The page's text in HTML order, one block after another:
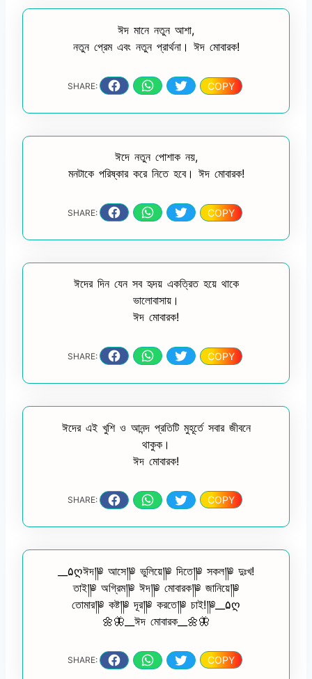
ঈদ মানে নতুন আশা,
নতুন প্রেম এবং নতুন প্রার্থনা। ঈদ মোবারক!
SHARE: COPY
ঈদে নতুন পোশাক নয়,
মনটাকে পরিষ্কার করে নিতে হবে। ঈদ মোবারক!
SHARE: COPY
ঈদের দিন যেন সব হৃদয় একত্রিত হয়ে থাকে
ভালোবাসায়।
ঈদ মোবারক!
SHARE: COPY
ঈদের এই খুশি ও আনন্দ প্রতিটি মুহূর্তে সবার জীবনে
থাকুক।
ঈদ মোবারক!
SHARE: COPY
__۵ღঈদ༎༅ আসে༎༅ ভুলিয়ে༎༅ দিতে༎༅ সকল༎༅ দুঃখ!
তাই༎༅ অগ্রিম༎༅ ঈদ༎༅ মোবারক༎༅ জানিয়ে༎༅
তোমার༎༅ কষ্ট༎༅ দূর༎༅ করতে༎༅ চাই!༎༅__۵ღ
🌼🦋__ঈদ মোবারক__🌼🦋
SHARE: COPY